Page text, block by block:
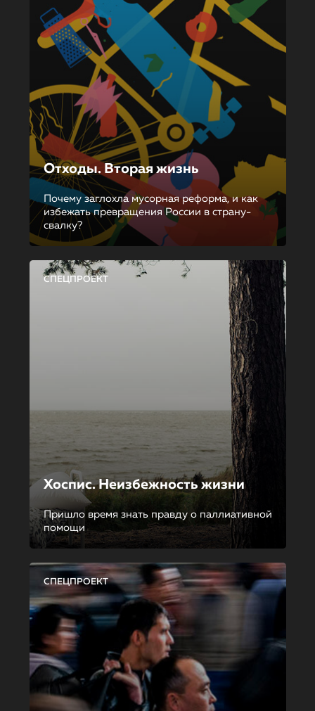
Отходы. Вторая жизнь
Почему заглохла мусорная реформа, и как
избежать превращения России в страну-
свалку?
СПЕЦПРОЕКТ
Хоспис. Неизбежность жизни
Пришло время знать правду о паллиативной
помощи
СПЕЦПРОЕКТ